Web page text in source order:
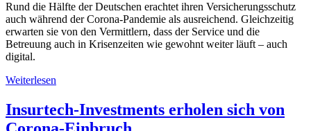
Rund die Hälfte der Deutschen erachtet ihren Versicherungsschutz
auch während der Corona-Pandemie als ausreichend. Gleichzeitig
erwarten sie von den Vermittlern, dass der Service und die
Betreuung auch in Krisenzeiten wie gewohnt weiter läuft – auch
digital.
Weiterlesen
Insurtech-Investments erholen sich von